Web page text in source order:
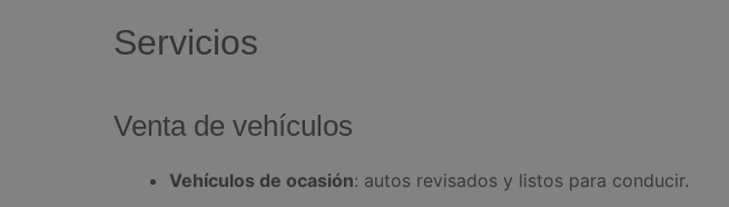
Servicios
Venta de vehículos
Vehículos de ocasión: autos revisados y listos para conducir.